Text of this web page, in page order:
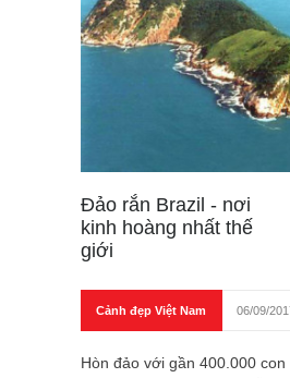
Đảo rắn Brazil - nơi
kinh hoàng nhất thế
giới
Cảnh đẹp Việt Nam 06/09/
Hòn đảo với gần 400.000